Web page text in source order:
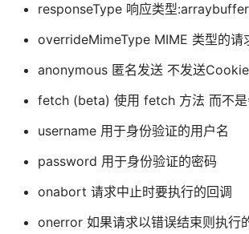
responseType 响应类型
overrideMimeType MIME 类型的请
anonymous 匿名发送 不发送Cookie
fetch (beta) 使用 fetch 方法 而不
username 用于身份验证的用户名
password 用于身份验证的密码
onabort 请求中止时要执行的回调
onerror 如果请求以错误结束则执行